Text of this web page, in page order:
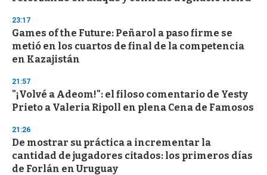
23:17
Games of the Future: Peñarol a paso firme se
metió en los cuartos de final de la competencia
en Kazajistán
21:57
"¡Volvé a Adeom!": el filoso comentario de Yesty
Prieto a Valeria Ripoll en plena Cena de Famosos
21:26
De mostrar su práctica a incrementar la
cantidad de jugadores citados: los primeros días
de Forlán en Uruguay